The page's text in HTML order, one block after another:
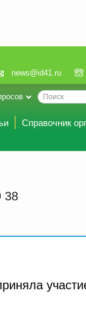
news@id41.ru
Справочник
38